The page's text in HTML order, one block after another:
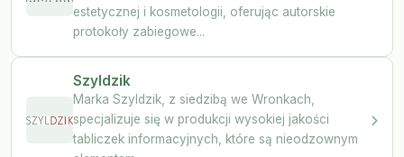
estetycznej i kosmetologii, oferując autorskie
protokoły zabiegowe...
Szyldzik
Marka Szyldzik, z siedzibą we Wronkach,
specjalizuje się w produkcji wysokiej jakości
tabliczek informacyjnych, które są nieodzownym